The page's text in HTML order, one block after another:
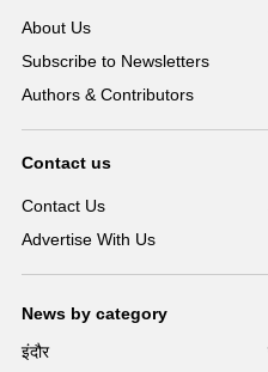
About Us
Subscribe to Newsletters
Authors & Contributors
Contact us
Contact Us
Advertise With Us
News by category
इंदौर